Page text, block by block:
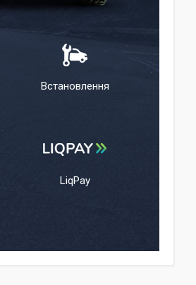
Встановлення
LiqPay